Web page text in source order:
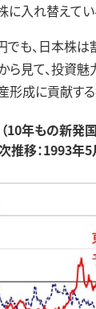
入れ替えてい
も、日本株は
ら見て、投資
形成に貢献す
10年もの新発
移：1993年5